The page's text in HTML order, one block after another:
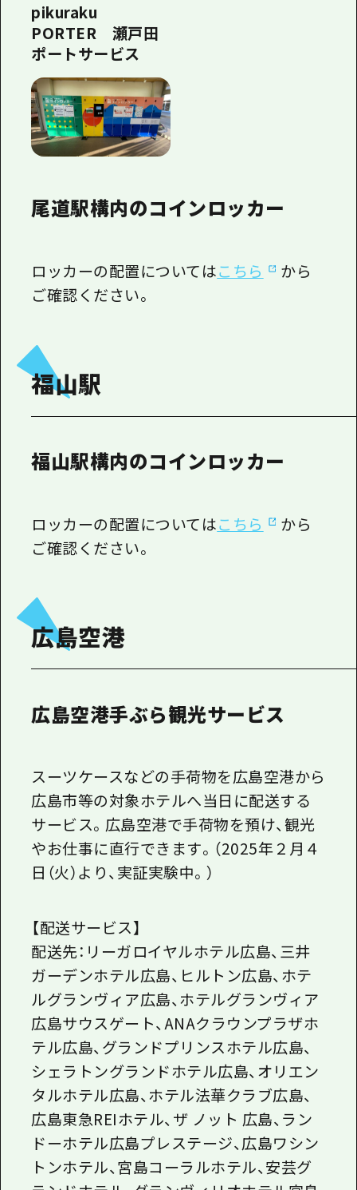
pikuraku
PORTER 瀬戸田
ポートサービス
尾道駅構内のコインロッカー
ロッカーの配置についてはこちら
から
ご確認ください。
福山駅
福山駅構内のコインロッカー
ロッカーの配置についてはこちら
から
ご確認ください。
広島空港
広島空港手ぶら観光サービス
スーツケースなどの手荷物を広島空港から
広島市等の対象ホテルへ当日に配送する
サービス。広島空港で手荷物を預け、観光
やお仕事に直行できます。（2025年２月４
日（火）より、実証実験中。）
【配送サービス】
配送先：リーガロイヤルホテル広島、三井
ガーデンホテル広島、ヒルトン広島、ホテ
ルグランヴィア広島、ホテルグランヴィア
広島サウスゲート、ANAクラウンプラザホ
テル広島、グランドプリンスホテル広島、
シェラトングランドホテル広島、オリエン
タルホテル広島、ホテル法華クラブ広島、
広島東急REIホテル、ザ ノット 広島、ラン
ドーホテル広島プレステージ、広島ワシン
トンホテル、宮島コーラルホテル、安芸グ